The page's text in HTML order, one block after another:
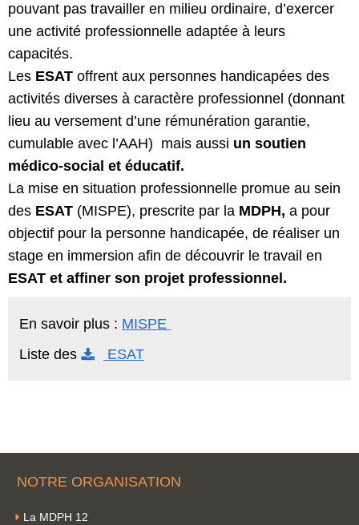
pouvant pas travailler en milieu ordinaire, d’exercer
une activité professionnelle adaptée à leurs
capacités.
Les ESAT offrent aux personnes handicapées des
activités diverses à caractère professionnel (donnant
lieu au versement d’une rémunération garantie,
cumulable avec l’AAH) mais aussi un soutien
médico-social et éducatif.
La mise en situation professionnelle promue au sein
des ESAT (MISPE), prescrite par la MDPH, a pour
objectif pour la personne handicapée, de réaliser un
stage en immersion afin de découvrir le travail en
ESAT et affiner son projet professionnel.
En savoir plus : MISPE
Liste des
ESAT
NOTRE ORGANISATION
La MDPH 12